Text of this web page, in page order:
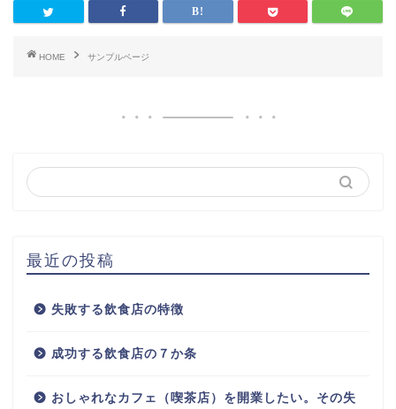
HOME サンプルページ
最近の投稿
失敗する飲食店の特徴
成功する飲食店の７か条
おしゃれなカフェ（喫茶店）を開業したい。その失